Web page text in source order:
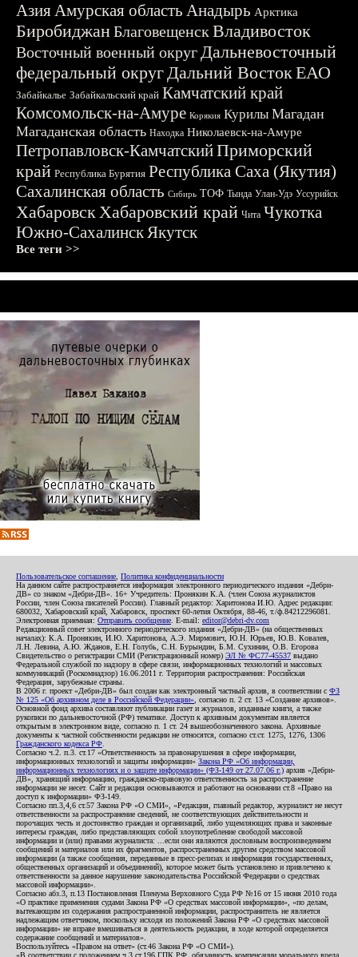
АзияАмурская область Анадырь Арктика
БиробиджанБлаговещенскВладивосток
Восточный военный округДальневосточный
федеральный округДальний ВостокЕАО
Забайкалье Забайкальский край Камчатский край
Комсомольск-на-Амуре Корякия Курилы Магадан
Магаданская область Находка Николаевск-на-Амуре
Петропавловск-КамчатскийПриморский
край Республика Бурятия Республика Саха (Якутия)
Сахалинская область Сибирь ТОФ Тында Улан-Удэ Уссурийск
ХабаровскХабаровский край Чита Чукотка
Южно-СахалинскЯкутск
Все теги >>
Пользовательское соглашение Политика конфиденциальности
На данном сайте распространяется информация электронного периодического издания «Дебри-
ДВ» со знаком «Дебри-ДВ». 16+ Учредитель: Пронякин К.А. (член Союза журналистов
России, член Союза писателей России). Главный редактор: Харитонова И.Ю. Адрес редакции:
680032, Хабаровский край, Хабаровск, проспект 60-летия Октября, 88-46, т./ф.84212296081.
Электронная приемная: Отправить сообщение . E-mail: editor@debri-dv.com
Редакционный совет электронного периодического издания «Дебри-ДВ» (на общественных
началах): К.А. Пронякин, И.Ю. Харитонова, А.Э. Мирмович, Ю.Н. Юрьев, Ю.В. Ковалев,
Л.Н. Левина, А.Ю. Жданов, Е.Н. Голубь, С.Н. Бурындин, Б.М. Сухинин, О.В. Егорова
Свидетельство о регистрации СМИ (Регистрационный номер) ЭЛ № ФС77-45537 выдано
Федеральной службой по надзору в сфере связи, информационных технологий и массовых
коммуникаций (Роскомнадзор) 16.06.2011 г. Территория распространения: Российская
Федерация, зарубежные страны.
В 2006 г. проект «Дебри-ДВ» был создан как электронный частный архив, в соответствии с ФЗ
№ 125 «Об архивном деле в Российской Федерации» , согласно п. 2 ст. 13 «Создание архивов».
Основной фонд архива составляют публикации газет и журналов, изданные книги, а также
рукописи по дальневосточной (РФ) тематике. Доступ к архивным документам является
открытым в электронном виде, согласно п. 1 ст. 24 вышеобозначенного закона. Архивные
документы к частной собственности редакции не относятся, согласно ст.ст. 1275, 1276, 1306
Гражданского кодекса РФ
Согласно ч.2. п.3. ст.17 «Ответственность за правонарушения в сфере информации,
информационных технологий и защиты информации» Закона РФ «Об информации,
информационных технологиях и о защите информации» (ФЗ-149 от 27.07.06 г.) архив «Дебри-
ДВ», хранящий информацию, гражданско-правовую ответственность за распространение
информации не несет. Сайт и редакция основываются и работают на основании ст.8 «Право на
доступ к информации» ФЗ-149.
Согласно пп.3,4,6 ст.57 Закона РФ «О СМИ», «Редакция, главный редактор, журналист не несут
ответственности за распространение сведений, не соответствующих действительности и
порочащих честь и достоинство граждан и организаций, либо ущемляющих права и законные
интересы граждан, либо представляющих собой злоупотребление свободой массовой
информации и (или) правами журналиста: ...если они являются дословным воспроизведением
сообщений и материалов или их фрагментов, распространенных другим средством массовой
информации (а также сообщения, переданные в пресс-релизах и информация государственных,
общественных организаций и объединений), которое может быть установлено и привлечено к
ответственности за данное нарушение законодательства Российской Федерации о средствах
массовой информации».
Согласно абз.3, п.13 Постановления Пленума Верховного Суда РФ №16 от 15 июня 2010 года
«О практике применения судами Закона РФ «О средствах массовой информации», «по делам,
вытекающим из содержания распространенной информации, распространитель не является
надлежащим ответчиком, поскольку исходя из положений Закона РФ «О средствах массовой
информации» не вправе вмешиваться в деятельность редакции, в ходе которой определяется
содержание сообщений и материалов».
Воспользуйтесь «Правом на ответ» (ст.46 Закона РФ «О СМИ»).
«В соответствии с положением ч.3 ст.196 ГПК РФ, обязанность компенсации морального вреда